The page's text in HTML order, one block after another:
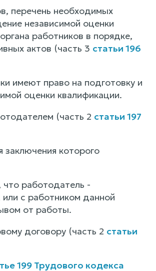
перечень необходимых
независимой оценки
работников в порядке,
актов (часть 3 статьи 196
имеют право на подготовку и
оценки квалификации.
(часть 2 статьи 197
заключения которого
работодатель -
с работником данной
от работы.
договору (часть 2 статьи
199 Трудового кодекса